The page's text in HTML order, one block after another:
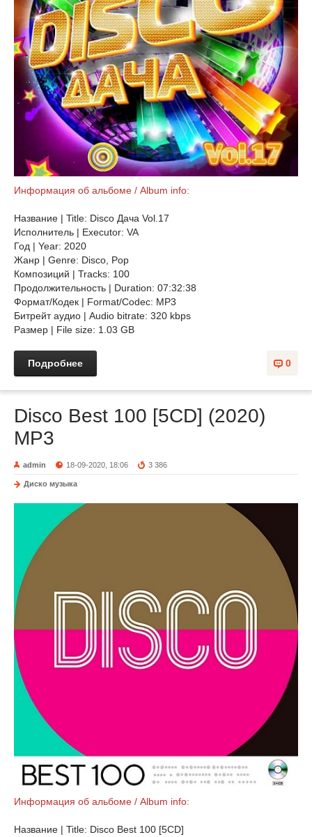
Информация об альбоме / Album info:
Название | Title: Disco Дача Vol.17
Исполнитель | Executor: VA
Год | Year: 2020
Жанр | Genre: Disco, Pop
Композиций | Tracks: 100
Продолжительность | Duration: 07:32:38
Формат/Кодек | Format/Codec: MP3
Битрейт аудио | Audio bitrate: 320 kbps
Размер | File size: 1.03 GB
0
Подробнее
Disco Best 100 [5CD] (2020)
MP3
admin 18-09-2020, 18:06 3 386
Диско музыка
Информация об альбоме / Album info:
Название | Title: Disco Best 100 [5CD]